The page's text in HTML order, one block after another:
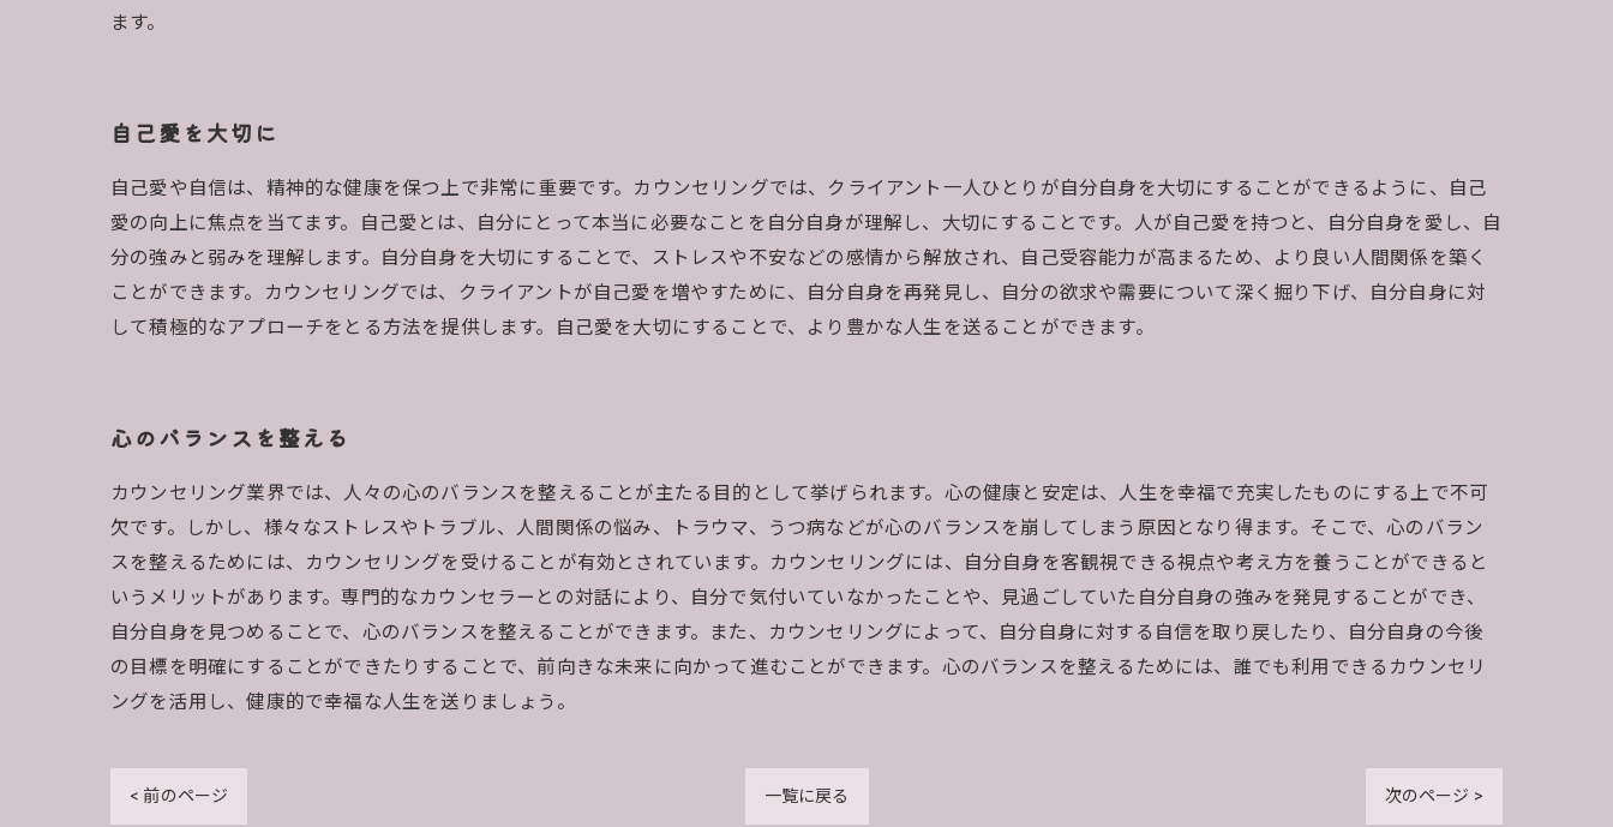
ます。
自己愛を大切に
自己愛や自信は、精神的な健康を保つ上で非常に重要です。カウンセリングでは、クライアント一人ひとりが自分自身を大切にすることができるように、自己
愛の向上に焦点を当てます。自己愛とは、自分にとって本当に必要なことを自分自身が理解し、大切にすることです。人が自己愛を持つと、自分自身を愛し、自
分の強みと弱みを理解します。自分自身を大切にすることで、ストレスや不安などの感情から解放され、自己受容能力が高まるため、より良い人間関係を築く
ことができます。カウンセリングでは、クライアントが自己愛を増やすために、自分自身を再発見し、自分の欲求や需要について深く掘り下げ、自分自身に対
して積極的なアプローチをとる方法を提供します。自己愛を大切にすることで、より豊かな人生を送ることができます。
心のバランスを整える
カウンセリング業界では、人々の心のバランスを整えることが主たる目的として挙げられます。心の健康と安定は、人生を幸福で充実したものにする上で不可
欠です。しかし、様々なストレスやトラブル、人間関係の悩み、トラウマ、うつ病などが心のバランスを崩してしまう原因となり得ます。そこで、心のバラン
スを整えるためには、カウンセリングを受けることが有効とされています。カウンセリングには、自分自身を客観視できる視点や考え方を養うことができると
いうメリットがあります。専門的なカウンセラーとの対話により、自分で気付いていなかったことや、見過ごしていた自分自身の強みを発見することができ、
自分自身を見つめることで、心のバランスを整えることができます。また、カウンセリングによって、自分自身に対する自信を取り戻したり、自分自身の今後
の目標を明確にすることができたりすることで、前向きな未来に向かって進むことができます。心のバランスを整えるためには、誰でも利用できるカウンセリ
ングを活用し、健康的で幸福な人生を送りましょう。
< 前のページ 一覧に戻る 次のページ >